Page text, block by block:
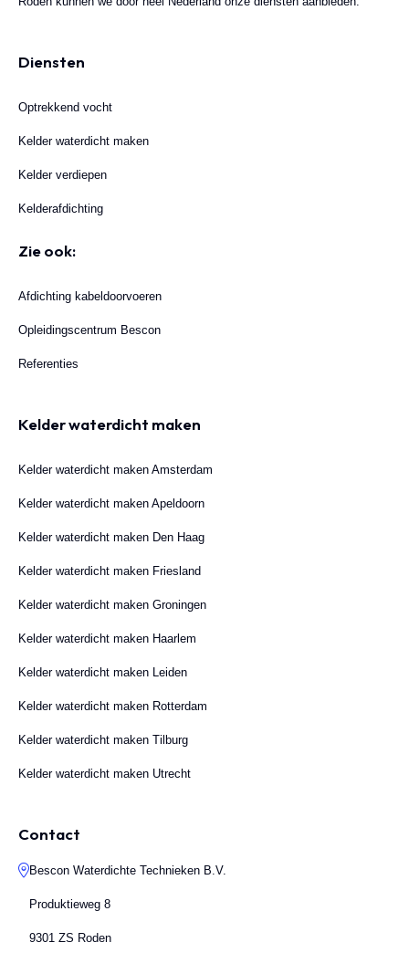
Diensten
Optrekkend vocht
Kelder waterdicht maken
Kelder verdiepen
Kelderafdichting
Zie ook:
Afdichting kabeldoorvoeren
Opleidingscentrum Bescon
Referenties
Kelder waterdicht maken
Kelder waterdicht maken Amsterdam
Kelder waterdicht maken Apeldoorn
Kelder waterdicht maken Den Haag
Kelder waterdicht maken Friesland
Kelder waterdicht maken Groningen
Kelder waterdicht maken Haarlem
Kelder waterdicht maken Leiden
Kelder waterdicht maken Rotterdam
Kelder waterdicht maken Tilburg
Kelder waterdicht maken Utrecht
Contact
Bescon Waterdichte Technieken B.V.
Produktieweg 8
9301 ZS Roden